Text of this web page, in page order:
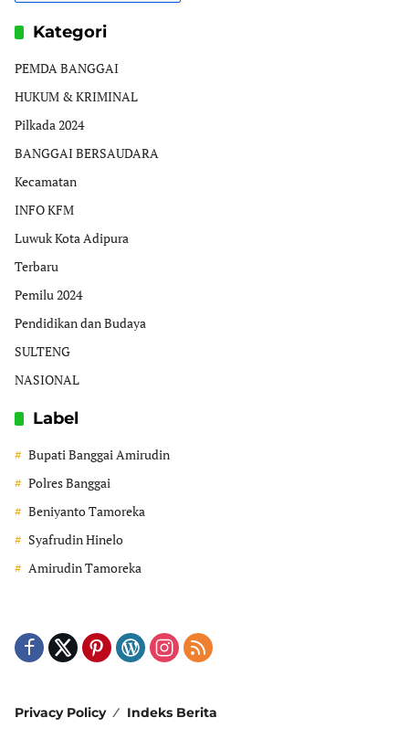
Kategori
PEMDA BANGGAI
HUKUM & KRIMINAL
Pilkada 2024
BANGGAI BERSAUDARA
Kecamatan
INFO KFM
Luwuk Kota Adipura
Terbaru
Pemilu 2024
Pendidikan dan Budaya
SULTENG
NASIONAL
Label
Bupati Banggai Amirudin
Polres Banggai
Beniyanto Tamoreka
Syafrudin Hinelo
Amirudin Tamoreka
Privacy Policy
Indeks Berita